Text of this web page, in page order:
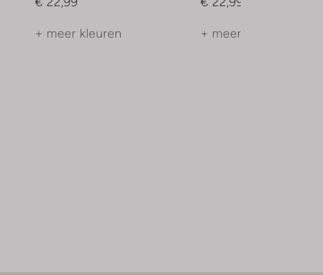
+ meer kleuren + meer kleuren